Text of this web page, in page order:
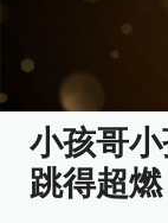
小孩哥
跳得超燃